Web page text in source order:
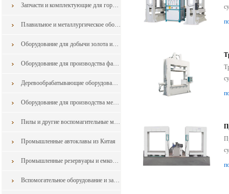
Запчасти и комплектующие для горнодобывающего оборудования
Плавильное и металлургическое оборудования из Китая
Оборудование для добычи золота из Китая
Оборудование для производства фанеры из шпона
Деревообрабатывающие оборудования
Оборудование для производства мебели
Пилы и другие воспомагительные машины для обработки дерева и мебели из Китая
Промышленные автоклавы из Китая
Промышленные резервуары и емкости из китая
Вспомогательное оборудование и запчасти в горной промышленности из Китая